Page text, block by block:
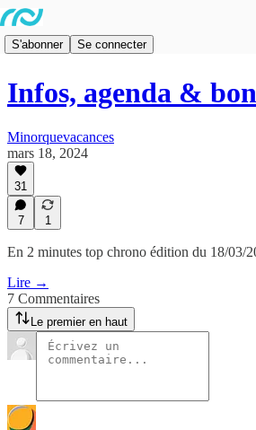
S'abonner Se connecter
Infos, agenda &
Minorquevacances
mars 18, 2024
31
7 1
En 2 minutes top chrono édition du 18/03/
Lire →
7 Commentaires
Le premier en haut